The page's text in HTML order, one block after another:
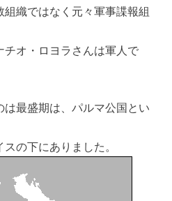
織ではなく元々軍事諜報組
オ・ロヨラさんは軍人で
最盛期は、パルマ公国とい
の下にありました。